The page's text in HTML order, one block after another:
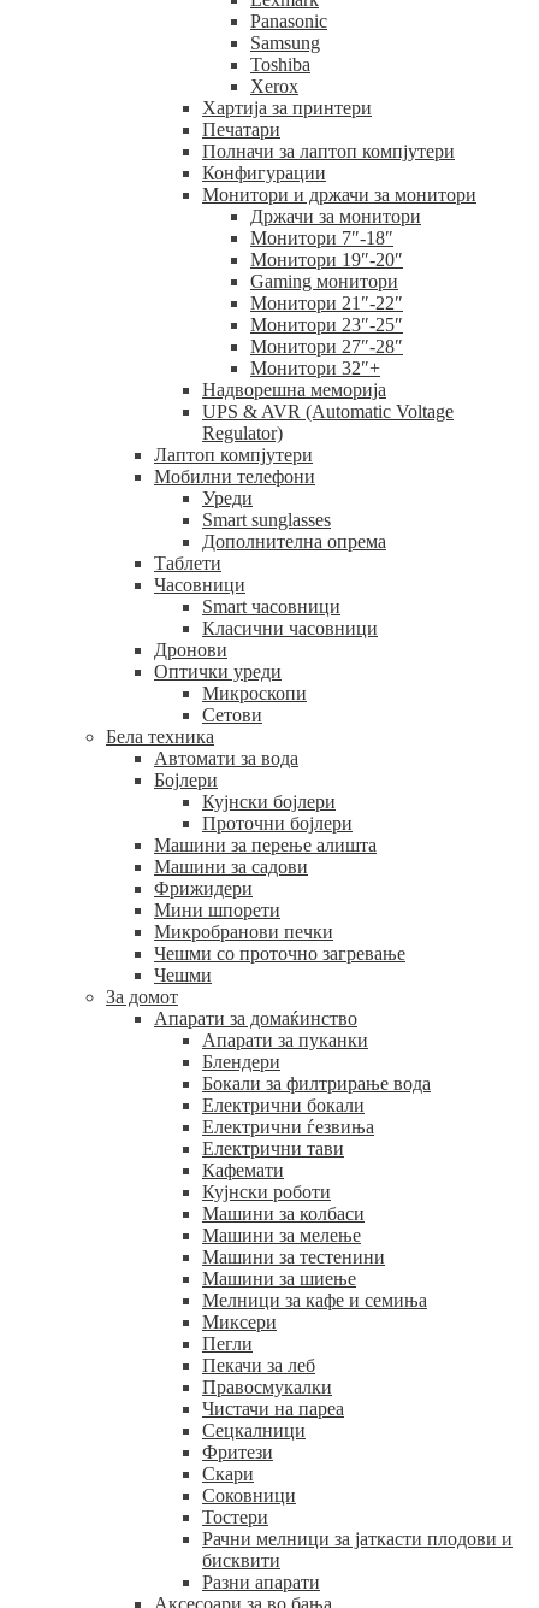
Panasonic
Samsung
Toshiba
Xerox
Хартија за принтери
Печатари
Полначи за лаптоп компјутери
Конфигурации
Монитори и држачи за монитори
Држачи за монитори
Монитори 7″-18″
Монитори 19″-20″
Gaming монитори
Монитори 21″-22″
Монитори 23″-25″
Монитори 27″-28″
Монитори 32″+
Надворешна меморија
UPS & AVR (Automatic Voltage
Regulator)
Лаптоп компјутери
Мобилни телефони
Уреди
Smart sunglasses
Дополнителна опрема
Таблети
Часовници
Smart часовници
Класични часовници
Дронови
Оптички уреди
Микроскопи
Сетови
Бела техника
Автомати за вода
Бојлери
Кујнски бојлери
Проточни бојлери
Машини за перење алишта
Машини за садови
Фрижидери
Мини шпорети
Микробранови печки
Чешми со проточно загревање
Чешми
За домот
Апарати за домаќинство
Апарати за пуканки
Блендери
Бокали за филтрирање вода
Електрични бокали
Електрични ѓезвиња
Електрични тави
Кафемати
Кујнски роботи
Машини за колбаси
Машини за мелење
Машини за тестенини
Машини за шиење
Мелници за кафе и семиња
Миксери
Пегли
Пекачи за леб
Правосмукалки
Чистачи на пареа
Сецкалници
Фритези
Скари
Соковници
Тостери
Рачни мелници за јаткасти плодови и
бисквити
Разни апарати
Аксесоари за во бања